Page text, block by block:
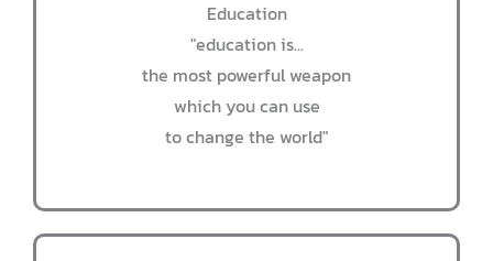
Education
"education is...
the most powerful weapon
which you can use
to change the world"